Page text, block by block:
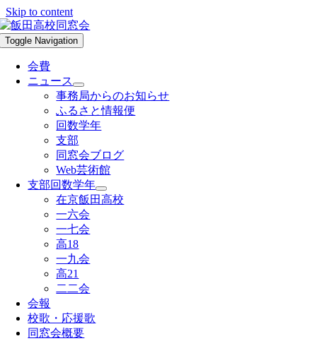
Skip to content
Toggle Navigation
会費
ニュース
事務局からのお知らせ
ふるさと情報便
回数学年
支部
同窓会ブログ
Web芸術館
支部回数学年
在京飯田高校
一六会
一七会
高18
一九会
高21
二二会
会報
校歌・応援歌
同窓会概要